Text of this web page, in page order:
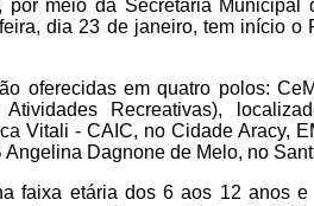
por meio da Secretaria Municipal
dia 23 de janeiro, tem início o
oferecidas em quatro polos:
Recreativas),
Vitali - CAIC, no Cidade Aracy,
Angelina Dagnone de Melo, no
faixa etária dos 6 aos 12 anos